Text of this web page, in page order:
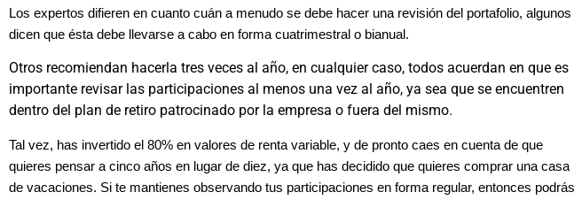
Los expertos difieren en cuanto cuán a menudo se debe hacer una revisión del portafolio, algunos
dicen que ésta debe llevarse a cabo en forma cuatrimestral o bianual.
Otros recomiendan hacerla tres veces al año, en cualquier caso, todos acuerdan en que es
importante revisar las participaciones al menos una vez al año, ya sea que se encuentren
dentro del plan de retiro patrocinado por la empresa o fuera del mismo.
Tal vez, has invertido el 80% en valores de renta variable, y de pronto caes en cuenta de que
quieres pensar a cinco años en lugar de diez, ya que has decidido que quieres comprar una casa
de vacaciones. Si te mantienes observando tus participaciones en forma regular, entonces podrás